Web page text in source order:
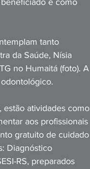
e como
tanto
da Saúde, Nísia
no Humaitá (foto). A
estão atividades como
aos profissionais
gratuito de cuidado
Diagnóstico
RS, preparados